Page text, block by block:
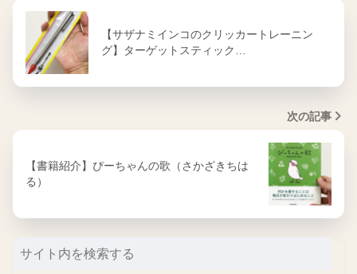
【サザナミインコのクリッカートレーニン
グ】ターゲットスティック…
次の記事
【書籍紹介】ぴーちゃんの歌（さかざきちは
る）